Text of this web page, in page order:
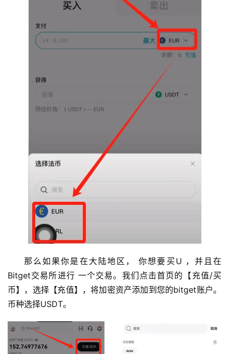
那么如果你是在大陆地区， 你想要买U ，并且在
Bitget交易所进行 一个交易。我们点击首页的【充值/买
币】，选择【充值】，将加密资产添加到您的bitget账户。
币种选择USDT。